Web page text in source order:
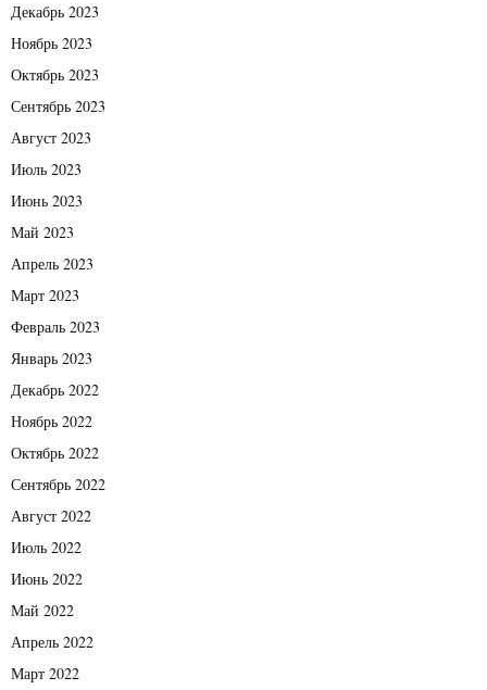
Декабрь 2023
Ноябрь 2023
Октябрь 2023
Сентябрь 2023
Август 2023
Июль 2023
Июнь 2023
Май 2023
Апрель 2023
Март 2023
Февраль 2023
Январь 2023
Декабрь 2022
Ноябрь 2022
Октябрь 2022
Сентябрь 2022
Август 2022
Июль 2022
Июнь 2022
Май 2022
Апрель 2022
Март 2022